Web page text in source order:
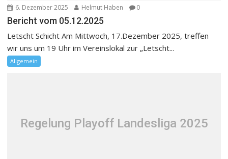
6. Dezember 2025 Helmut Haben 0
Bericht vom 05.12.2025
Letscht Schicht Am Mittwoch, 17.Dezember 2025, treffen
wir uns um 19 Uhr im Vereinslokal zur „Letscht...
Allgemein
Regelung Playoff Landesliga 2025